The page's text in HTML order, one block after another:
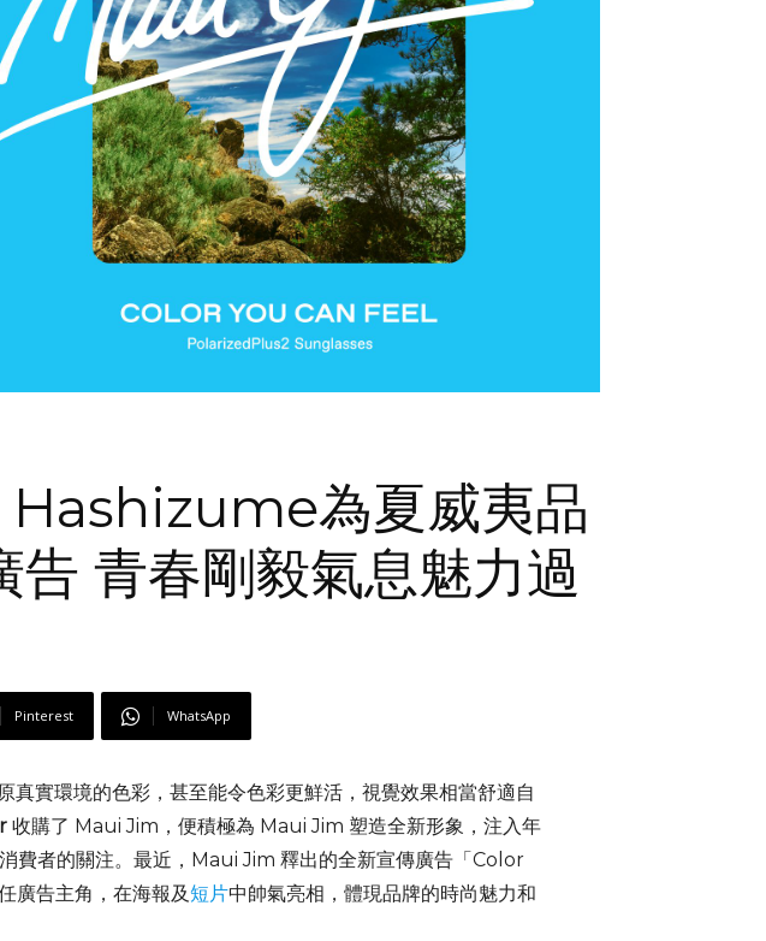
Hashizume為夏威夷品
青春剛毅氣息魅力過
Pinterest WhatsApp
真實環境的色彩，甚至能令色彩更鮮活，視覺效果相當舒適自
收購了 Maui Jim，便積極為 Maui Jim 塑造全新形象，注入年
費者的關注。最近，Maui Jim 釋出的全新宣傳廣告「Color
廣告主角，在海報及短片中帥氣亮相，體現品牌的時尚魅力和